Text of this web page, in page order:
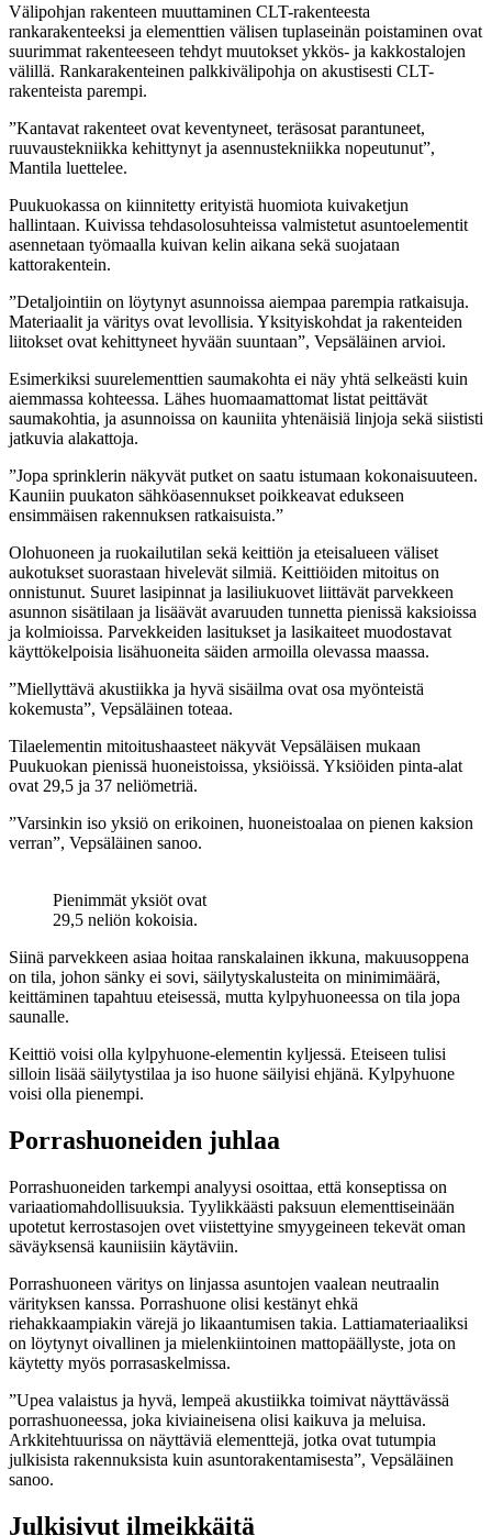
Välipohjan rakenteen muuttaminen CLT-rakenteesta
rankarakenteeksi ja elementtien välisen tuplaseinän poistaminen ovat
suurimmat rakenteeseen tehdyt muutokset ykkös- ja kakkostalojen
välillä. Rankarakenteinen palkkivälipohja on akustisesti CLT-
rakenteista parempi.
”Kantavat rakenteet ovat keventyneet, teräsosat parantuneet,
ruuvaustekniikka kehittynyt ja asennustekniikka nopeutunut”,
Mantila luettelee.
Puukuokassa on kiinnitetty erityistä huomiota kuivaketjun
hallintaan. Kuivissa tehdasolosuhteissa valmistetut asuntoelementit
asennetaan työmaalla kuivan kelin aikana sekä suojataan
kattorakentein.
”Detaljointiin on löytynyt asunnoissa aiempaa parempia ratkaisuja.
Materiaalit ja väritys ovat levollisia. Yksityiskohdat ja rakenteiden
liitokset ovat kehittyneet hyvään suuntaan”, Vepsäläinen arvioi.
Esimerkiksi suurelementtien saumakohta ei näy yhtä selkeästi kuin
aiemmassa kohteessa. Lähes huomaamattomat listat peittävät
saumakohtia, ja asunnoissa on kauniita yhtenäisiä linjoja sekä siististi
jatkuvia alakattoja.
”Jopa sprinklerin näkyvät putket on saatu istumaan kokonaisuuteen.
Kauniin puukaton sähköasennukset poikkeavat edukseen
ensimmäisen rakennuksen ratkaisuista.”
Olohuoneen ja ruokailutilan sekä keittiön ja eteisalueen väliset
aukotukset suorastaan hivelevät silmiä. Keittiöiden mitoitus on
onnistunut. Suuret lasipinnat ja lasiliukuovet liittävät parvekkeen
asunnon sisätilaan ja lisäävät avaruuden tunnetta pienissä kaksioissa
ja kolmioissa. Parvekkeiden lasitukset ja lasikaiteet muodostavat
käyttökelpoisia lisähuoneita säiden armoilla olevassa maassa.
”Miellyttävä akustiikka ja hyvä sisäilma ovat osa myönteistä
kokemusta”, Vepsäläinen toteaa.
Tilaelementin mitoitushaasteet näkyvät Vepsäläisen mukaan
Puukuokan pienissä huoneistoissa, yksiöissä. Yksiöiden pinta-alat
ovat 29,5 ja 37 neliömetriä.
”Varsinkin iso yksiö on erikoinen, huoneistoalaa on pienen kaksion
verran”, Vepsäläinen sanoo.
Pienimmät yksiöt ovat
29,5 neliön kokoisia.
Siinä parvekkeen asiaa hoitaa ranskalainen ikkuna, makuusoppena
on tila, johon sänky ei sovi, säilytyskalusteita on minimimäärä,
keittäminen tapahtuu eteisessä, mutta kylpyhuoneessa on tila jopa
saunalle.
Keittiö voisi olla kylpyhuone-elementin kyljessä. Eteiseen tulisi
silloin lisää säilytystilaa ja iso huone säilyisi ehjänä. Kylpyhuone
voisi olla pienempi.
Porrashuoneiden juhlaa
Porrashuoneiden tarkempi analyysi osoittaa, että konseptissa on
variaatiomahdollisuuksia. Tyylikkäästi paksuun elementtiseinään
upotetut kerrostasojen ovet viistettyine smyygeineen tekevät oman
säväyksensä kauniisiin käytäviin.
Porrashuoneen väritys on linjassa asuntojen vaalean neutraalin
värityksen kanssa. Porrashuone olisi kestänyt ehkä
riehakkaampiakin värejä jo likaantumisen takia. Lattiamateriaaliksi
on löytynyt oivallinen ja mielenkiintoinen mattopäällyste, jota on
käytetty myös porrasaskelmissa.
”Upea valaistus ja hyvä, lempeä akustiikka toimivat näyttävässä
porrashuoneessa, joka kiviaineisena olisi kaikuva ja meluisa.
Arkkitehtuurissa on näyttäviä elementtejä, jotka ovat tutumpia
julkisista rakennuksista kuin asuntorakentamisesta”, Vepsäläinen
sanoo.
Julkisivut ilmeikkäitä